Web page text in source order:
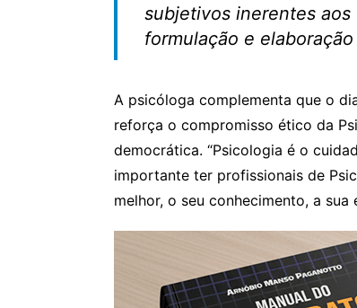
subjetivos inerentes
formulação e
A psicóloga complementa que o
reforça o compromisso ético da
democrática. “Psicologia é o
importante ter profissionais de
melhor, o seu conhecimento, a sua